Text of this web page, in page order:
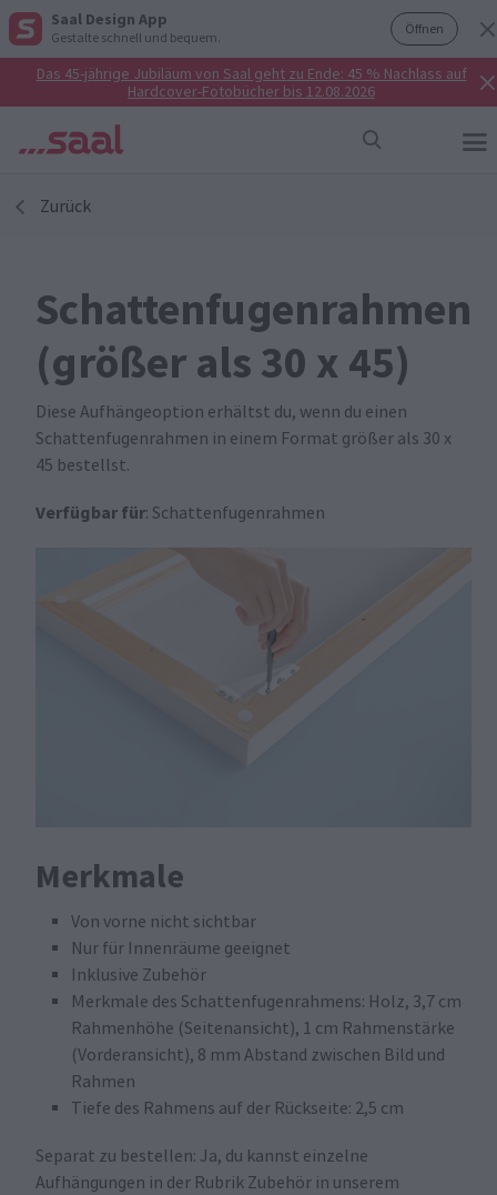
Saal Design App
Gestalte schnell und bequem. Öffnen
Das 45-jährige Jubiläum von Saal geht zu Ende: 45 % Nachlass auf
Hardcover-Fotobücher bis 12.08.2026
Zurück
Schattenfugenrahmen
(größer als 30 x 45)
Diese Aufhängeoption erhältst du, wenn du einen
Schattenfugenrahmen in einem Format größer als 30 x
45 bestellst.
Verfügbar für: Schattenfugenrahmen
Merkmale
Von vorne nicht sichtbar
Nur für Innenräume geeignet
Inklusive Zubehör
Merkmale des Schattenfugenrahmens: Holz, 3,7 cm
Rahmenhöhe (Seitenansicht), 1 cm Rahmenstärke
(Vorderansicht), 8 mm Abstand zwischen Bild und
Rahmen
Tiefe des Rahmens auf der Rückseite: 2,5 cm
Separat zu bestellen: Ja, du kannst einzelne
Aufhängungen in der Rubrik Zubehör in unserem